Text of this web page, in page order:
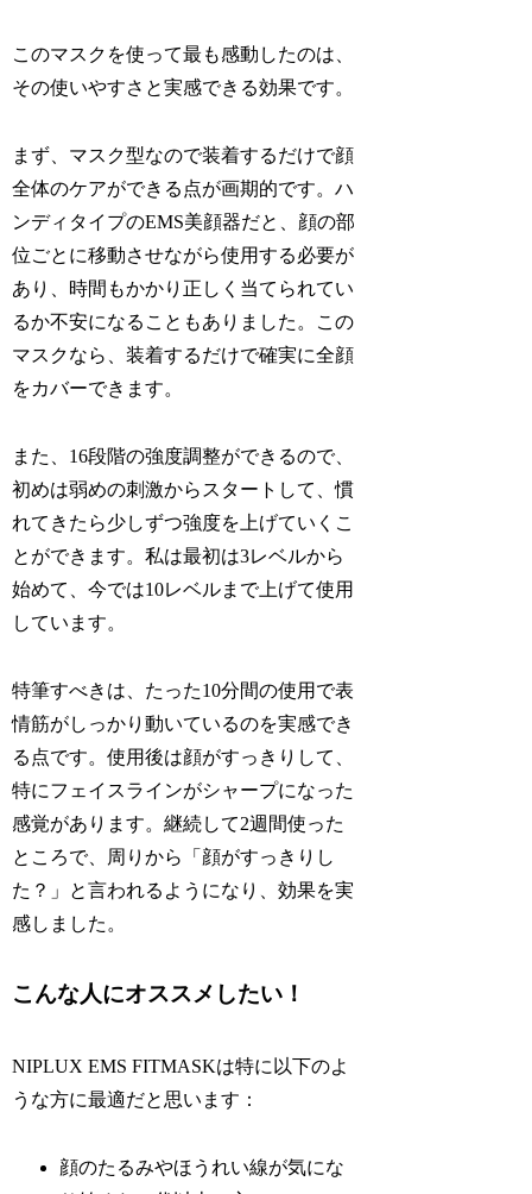
このマスクを使って最も感動したのは、
その使いやすさと実感できる効果です。
まず、マスク型なので装着するだけで顔
全体のケアができる点が画期的です。ハ
ンディタイプのEMS美顔器だと、顔の部
位ごとに移動させながら使用する必要が
あり、時間もかかり正しく当てられてい
るか不安になることもありました。この
マスクなら、装着するだけで確実に全顔
をカバーできます。
また、16段階の強度調整ができるので、
初めは弱めの刺激からスタートして、慣
れてきたら少しずつ強度を上げていくこ
とができます。私は最初は3レベルから
始めて、今では10レベルまで上げて使用
しています。
特筆すべきは、たった10分間の使用で表
情筋がしっかり動いているのを実感でき
る点です。使用後は顔がすっきりして、
特にフェイスラインがシャープになった
感覚があります。継続して2週間使った
ところで、周りから「顔がすっきりし
た？」と言われるようになり、効果を実
感しました。
こんな人にオススメしたい！
NIPLUX EMS FITMASKは特に以下のよ
うな方に最適だと思います：
顔のたるみやほうれい線が気にな